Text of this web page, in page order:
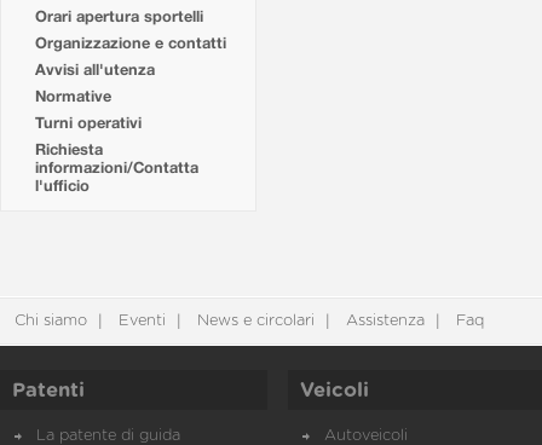
Orari apertura sportelli
Organizzazione e contatti
Avvisi all'utenza
Normative
Turni operativi
Richiesta
informazioni/Contatta
l'ufficio
Chi siamo Eventi News e circolari Assistenza Faq
Patenti
La patente di guida
Veicoli
Autoveicoli